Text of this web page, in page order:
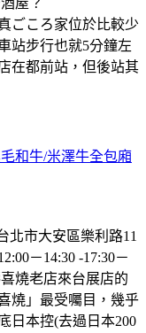
ごころ家位於比較少
站步行也就5分鐘左
在都前站，但後站其
和牛/米澤牛全包廂
北市大安區樂利路11
－14:30 -17:30－
燒老店來台展店的
燒」最受囑目，幾乎
日本控(去過日本200